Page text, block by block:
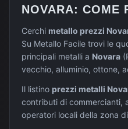
NOVARA: COME
Cerchi metallo prezzi
Su Metallo Facile trovi le
principali metalli a Novara (
vecchio, alluminio, ottone,
Il listino prezzi metalli
contributi di commercianti,
operatori locali della zona di